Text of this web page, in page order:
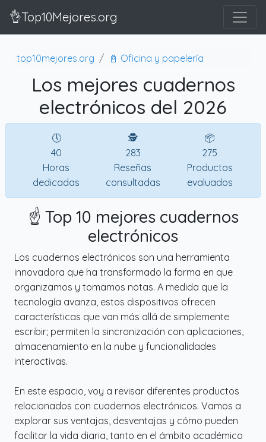
👌Top10Mejores.org
top10mejores.org 📓 Oficina y papelería
Los mejores cuadernos
electrónicos del 2026
🕔
40
Horas
dedicadas
🕵
283
Reseñas
consultadas
📦
275
Productos
evaluados
☝️ Top 10 mejores cuadernos
electrónicos
Los cuadernos electrónicos son una herramienta
innovadora que ha transformado la forma en que
organizamos y tomamos notas. A medida que la
tecnología avanza, estos dispositivos ofrecen
características que van más allá de simplemente
escribir; permiten la sincronización con aplicaciones,
almacenamiento en la nube y funcionalidades
interactivas.
En este espacio, voy a revisar diferentes productos
relacionados con cuadernos electrónicos. Vamos a
explorar sus ventajas, desventajas y cómo pueden
facilitar la vida diaria, tanto en el ámbito académico